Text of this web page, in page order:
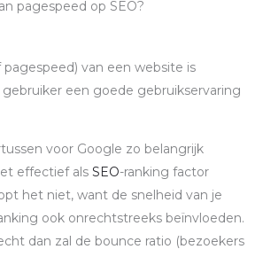
pagespeed op SEO?
pagespeed) van een website is
een goede gebruikservaring
voor Google zo belangrijk
effectief als SEO-ranking factor
het niet, want de snelheid van je
ook onrechtstreeks beïnvloeden.
dan zal de bounce ratio (bezoekers